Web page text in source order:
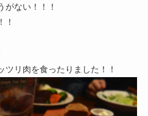
がない！！！
！
リ肉を食ったりました！！